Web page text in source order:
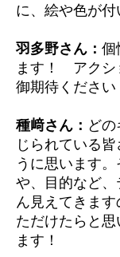
に、絵や色が
羽多野さん： 個
ます！ アクシ
御期待ください
種﨑さん： ど
じられている
うに思います
や、目的など
ん見えてきま
ただけたらと
ます！